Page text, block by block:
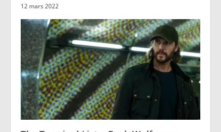
12 mars 2022